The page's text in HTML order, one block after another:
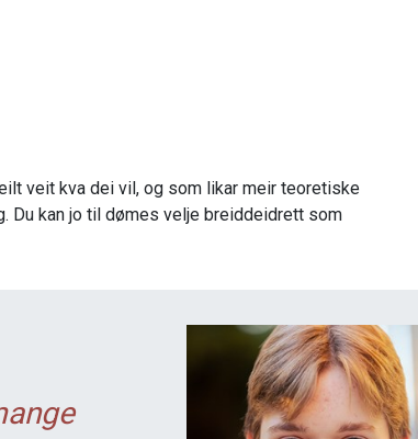
veit kva dei vil, og som likar meir teoretiske
Du kan jo til dømes velje breiddeidrett som